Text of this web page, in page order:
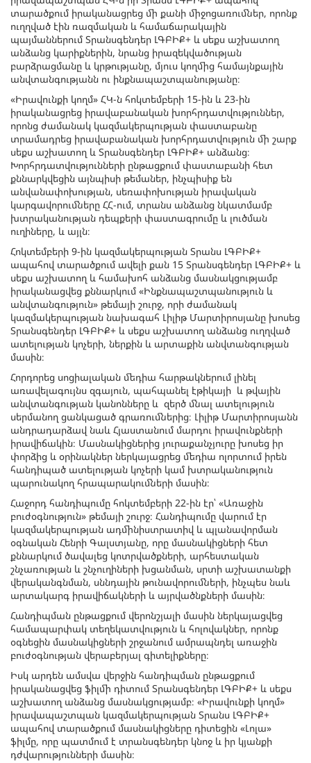
տարածքում իրականացրեց մի քանի միջոցառումներ, որոնք
ուղղված էին ռազմական և համաճարակային
պայմաններում Տրանսգենդեր ԼԳԲԻՔ+ և սեքս աշխատող
անձանց կարիքներին, նրանց իրազեկվածության
բարձրացմանը և կրթությանը, մյուս կողմից համայնքային
անվտանգությանն ու ինքնապաշտպանությանը։
«Իրավունքի կողմ» ՀԿ-ն հոկտեմբերի 15-ին և 23-ին
իրականացրեց իրավաբանական խորհրդատվություններ,
որոնց ժամանակ կազմակերպության փաստաբանը
տրամադրեց իրավաբանական խորհրդատվություն մի շարք
սեքս աշխատող և Տրանսգենդեր ԼԳԲԻՔ+ անձանց։
Խորհրդատվությունների ընթացքում փաստաբանի հետ
քննարկվեցին այնպիսի թեմաներ, ինչպիսիք են
անվանափոխության, սեռափոխության իրավական
կարգավորումները ՀՀ-ում, տրանս անձանց նկատմամբ
խտրականության դեպքերի փաստագրումը և լուծման
ուղիները, և այլն։
Հոկտեմբերի 9-ին կազմակերպության Տրանս ԼԳԲԻՔ+
ապահով տարածքում ավելի քան 15 Տրանսգենդեր ԼԳԲԻՔ+ և
սեքս աշխատող և համախոհ անձանց մասնակցությամբ
իրականացվեց քննարկում «Ինքնապաշտպանություն և
անվտանգություն» թեմայի շուրջ, որի ժամանակ
կազմակերպության նախագահ Լիլիթ Մարտիրոսյանը խոսեց
Տրանսգենդեր ԼԳԲԻՔ+ և սեքս աշխատող անձանց ուղղված
ատելության կոչերի, ներքին և արտաքին անվտանգության
մասին։
Հորդորեց սոցիալական մեդիա հարթակներում լինել
առավելագույնս զգայուն, պահպանել էթիկայի և թվային
անվտանգության կանոնները և զերծ մնալ ատելություն
սերմանող ցանկացած գրառումներից։ Լիլիթ Մարտիրոսյանն
անդրադարձավ նաև Հյաստանում մարդու իրավունքների
իրավիճակին։ Մասնակիցներից յուրաքանչյուրը խոսեց իր
փորձից և օրինակներ ներկայացրեց մեդիա ոլորտում իրեն
հանդիպած ատելության կոչերի կամ խտրականություն
պարունակող հրապարակումների մասին։
Հաջորդ հանդիպումը հոկտեմբերի 22-ին էր՝ «Առաջին
բուժօգնություն» թեմայի շուրջ։ Հանդիպումը վարում էր
կազմակերպության ադմինիստրատիվ և պլանավորման
օգնական Հենրի Գալստյանը, որը մասնակիցների հետ
քննարկում ծավալեց կոտրվածքների, արհեստական
շնչառության և շնչուղիների խցանման, սրտի աշխատանքի
վերականգնման, սննդային թունավորումների, ինչպես նաև
արտակարգ իրավիճակների և այրվածնքների մասին։
Հանդիպման ընթացքում վերոնշյալի մասին ներկայացվեց
համապարփակ տեղեկատվություն և հոլովակներ, որոնք
օգնեցին մասնակիցների շրջանում ամրապնդել առաջին
բուժօգնության վերաբերյալ գիտելիքները։
Իսկ արդեն ամսվա վերջին հանդիպման ընթացքում
իրականացվեց ֆիլմի դիտում Տրանսգենդեր ԼԳԲԻՔ+ և սեքս
աշխատող անձանց մասնակցությամբ։ «Իրավունքի կողմ»
իրավապաշտպան կազմակերպության Տրանս ԼԳԲԻՔ+
ապահով տարածքում մասնակիցները դիտեցին «Լոլա»
ֆիլմը, որը պատմում է տրանսգենդեր կնոջ և իր կյանքի
դժվարությունների մասին։